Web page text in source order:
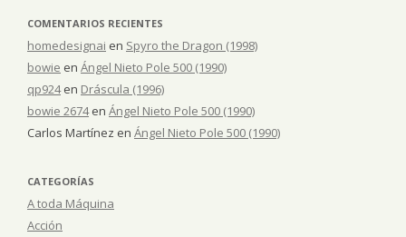
COMENTARIOS RECIENTES
homedesignai en Spyro the Dragon (1998)
bowie en Ángel Nieto Pole 500 (1990)
qp924en Dráscula (1996)
bowie 2674en Ángel Nieto Pole 500 (1990)
Carlos Martínez en Ángel Nieto Pole 500 (1990)
CATEGORÍAS
A toda Máquina
Acción